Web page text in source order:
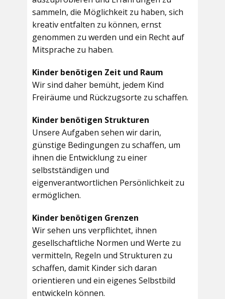
sammeln, die Möglichkeit zu haben, sich
kreativ entfalten zu können, ernst
genommen zu werden und ein Recht auf
Mitsprache zu haben.
Kinder benötigen Zeit und Raum
Wir sind daher bemüht, jedem Kind
Freiräume und Rückzugsorte zu schaffen.
Kinder benötigen Strukturen
Unsere Aufgaben sehen wir darin,
günstige Bedingungen zu schaffen, um
ihnen die Entwicklung zu einer
selbstständigen und
eigenverantwortlichen Persönlichkeit zu
ermöglichen.
Kinder benötigen Grenzen
Wir sehen uns verpflichtet, ihnen
gesellschaftliche Normen und Werte zu
vermitteln, Regeln und Strukturen zu
schaffen, damit Kinder sich daran
orientieren und ein eigenes Selbstbild
entwickeln können.